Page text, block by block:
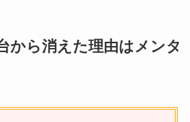
から消えた理由はメンタ